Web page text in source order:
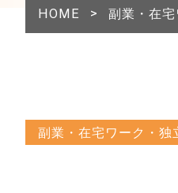
HOME > 副業・在
副業・在宅ワーク・独